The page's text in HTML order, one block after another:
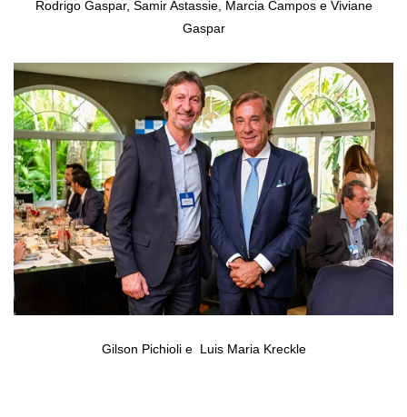
Rodrigo Gaspar, Samir Astassie, Marcia Campos e Viviane
Gaspar
Gilson Pichioli e Luis Maria Kreckle